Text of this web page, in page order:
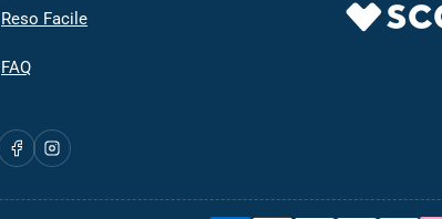
Reso Facile
FAQ
FacebookInstagram